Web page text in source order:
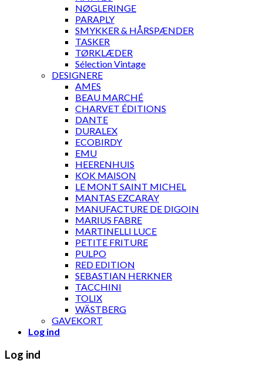
NØGLERINGE
PARAPLY
SMYKKER & HÅRSPÆNDER
TASKER
TØRKLÆDER
Sélection Vintage
DESIGNERE
AMES
BEAU MARCHÉ
CHARVET ÉDITIONS
DANTE
DURALEX
ECOBIRDY
EMU
HEERENHUIS
KOK MAISON
LE MONT SAINT MICHEL
MANTAS EZCARAY
MANUFACTURE DE DIGOIN
MARIUS FABRE
MARTINELLI LUCE
PETITE FRITURE
PULPO
RED EDITION
SEBASTIAN HERKNER
TACCHINI
TOLIX
WÄSTBERG
GAVEKORT
Log ind
Log ind